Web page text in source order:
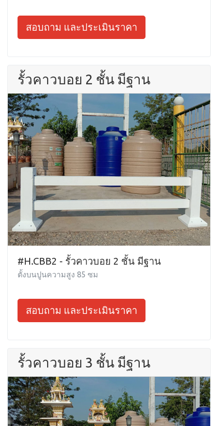
สอบถาม และประเมินราคา
รั้วคาวบอย 2 ชั้น มีฐาน
#H.CBB2 - รั้วคาวบอย 2 ชั้น มีฐาน
ตั้งบนปูนความสูง 85 ซม
สอบถาม และประเมินราคา
รั้วคาวบอย 3 ชั้น มีฐาน